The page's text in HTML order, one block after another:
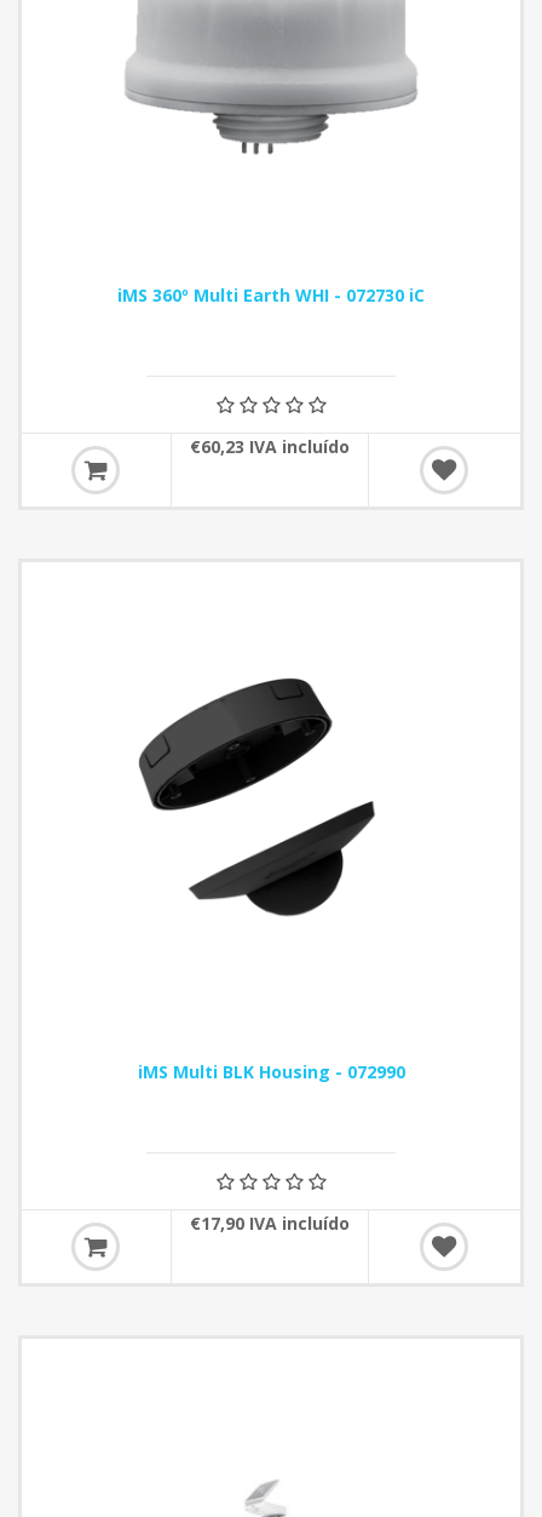
iMS 360º Multi Earth WHI - 072730 iC
€60,23 IVA incluído
iMS Multi BLK Housing - 072990
€17,90 IVA incluído